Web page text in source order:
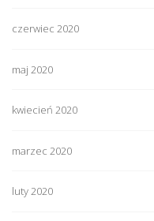
czerwiec 2020
maj 2020
kwiecień 2020
marzec 2020
luty 2020